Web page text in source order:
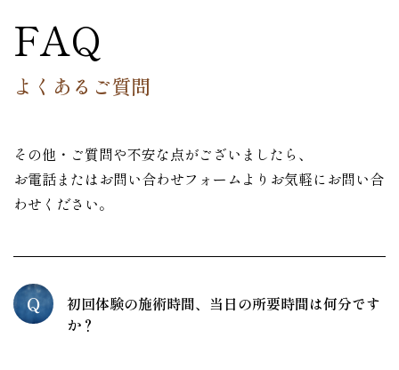
FAQ
よくあるご質問
その他・ご質問や不安な点がございましたら、
お電話またはお問い合わせフォームよりお気軽にお問い合
わせください。
Q
初回体験の施術時間、当日の所要時間は何分です
か？